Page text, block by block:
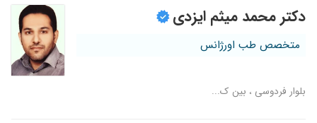
دکتر محمد میثم ایزدی
متخصص طب اورژانس
بلوار فردوسی ، بین ک...